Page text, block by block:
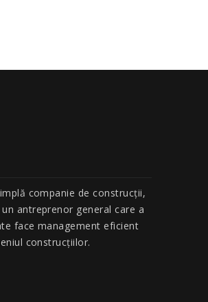
companie de construcţii,
un antreprenor general care a
face management eficient
construcțiilor.